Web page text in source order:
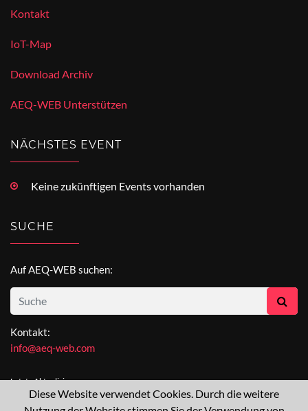
Kontakt
IoT-Map
Download Archiv
AEQ-WEB Unterstützen
NÄCHSTES EVENT
Keine zukünftigen Events vorhanden
SUCHE
Auf AEQ-WEB suchen:
Kontakt:
info@aeq-web.com
Letzte Aktualisierung:
[not available]
Diese Website verwendet Cookies. Durch die weitere